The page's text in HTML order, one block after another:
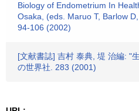
Biology of Endometrium In
Osaka, (eds. Maruo T, Barlow
94-106 (2002)
[文献書誌] 吉村 泰典, 堤 治編: "
の世界社. 283 (2001)